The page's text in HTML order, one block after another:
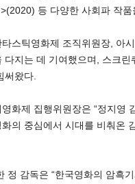
등 다양한 사회파 작
스틱영화제 조직위원장, 아
다지는 데 기여했으며, 스크
써왔다.
화제 집행위원장은 “정지영
화의 중심에서 시대를 비춰온
정 감독은 “한국영화의 암흑